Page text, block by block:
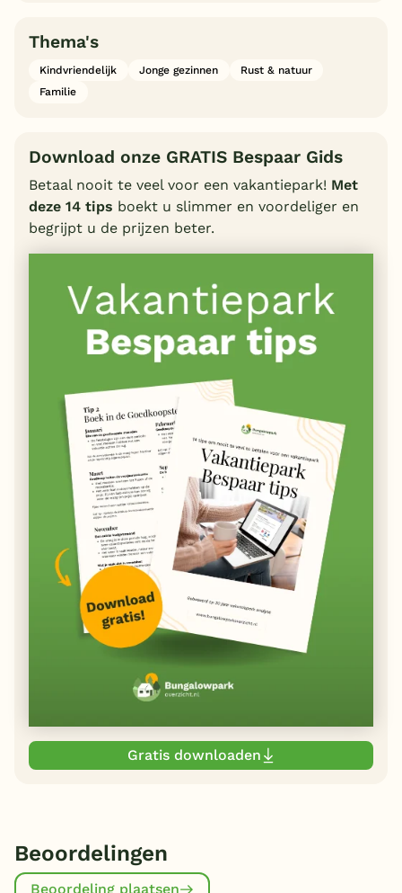
Thema's
Kindvriendelijk Jonge gezinnen
Rust & natuur
Familie
Download onze GRATIS Bespaar Gids
Betaal nooit te veel voor een vakantiepark! Met
deze 14 tips boekt u slimmer en voordeliger en
begrijpt u de prijzen beter.
Gratis downloaden
Beoordelingen
Beoordeling plaatsen